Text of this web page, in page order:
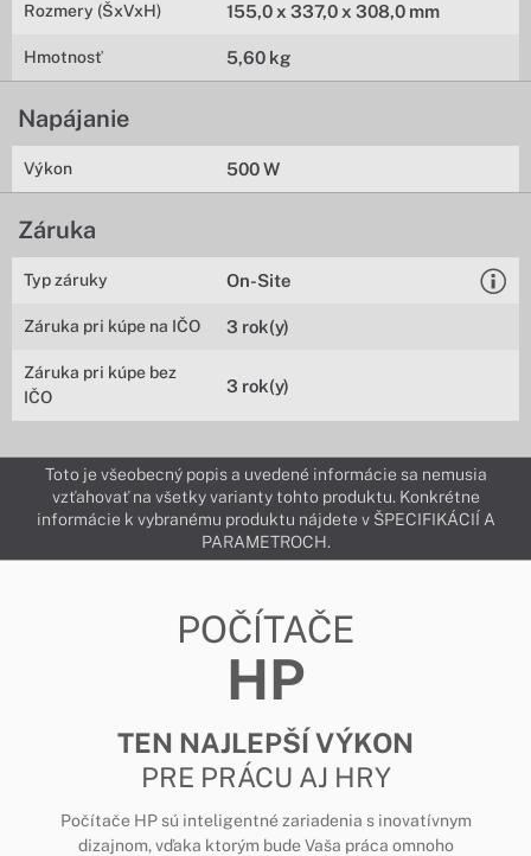
Rozmery (ŠxVxH) 155,0 x 337,0 x 308,0 mm
Hmotnosť 5,60 kg
Napájanie
Výkon 500 W
Záruka
Typ záruky On-Site
Záruka pri kúpe na IČO 3 rok(y)
Záruka pri kúpe bez
IČO
3 rok(y)
Toto je všeobecný popis a uvedené informácie sa nemusia
vzťahovať na všetky varianty tohto produktu. Konkrétne
informácie k vybranému produktu nájdete v ŠPECIFIKÁCIÍ A
PARAMETROCH.
POČÍTAČE
HP
TEN NAJLEPŠÍ VÝKON
PRE PRÁCU AJ HRY
Počítače HP sú inteligentné zariadenia s inovatívnym
dizajnom, vďaka ktorým bude Vaša práca omnoho